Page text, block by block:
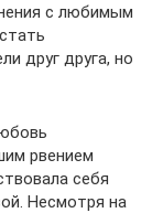
с любимым
друг друга, но
рвением
себя
Несмотря на